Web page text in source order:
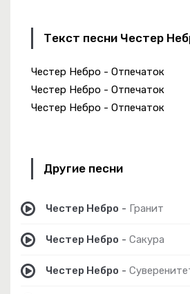
Текст песни Честер
Честер Небро - Отпечаток
Честер Небро - Отпечаток
Честер Небро - Отпечаток
Другие песни
Честер Небро - Гранит
Честер Небро - Сакура
Честер Небро -
-Услышь Меня Хорошая!